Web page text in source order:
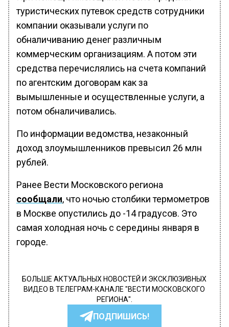
туристических путевок средств сотрудники
компании оказывали услуги по
обналичиванию денег различным
коммерческим организациям. А потом эти
средства перечислялись на счета компаний
по агентским договорам как за
вымышленные и осуществленные услуги, а
потом обналичивались.
По информации ведомства, незаконный
доход злоумышленников превысил 26 млн
рублей.
Ранее Вести Московского региона
сообщали, что ночью столбики термометров
в Москве опустились до -14 градусов. Это
самая холодная ночь с середины января в
городе.
БОЛЬШЕ АКТУАЛЬНЫХ НОВОСТЕЙ И ЭКСКЛЮЗИВНЫХ
ВИДЕО В ТЕЛЕГРАМ-КАНАЛЕ "ВЕСТИ МОСКОВСКОГО
РЕГИОНА".
ПОДПИШИСЬ!